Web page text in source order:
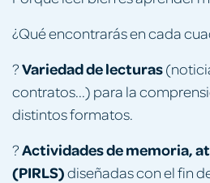
¿Qué encontrarás en cada
?Variedad de lecturas
contratos...) para la
distintos formatos.
?Actividades de memoria,
(PIRLS)diseñadas con el fin